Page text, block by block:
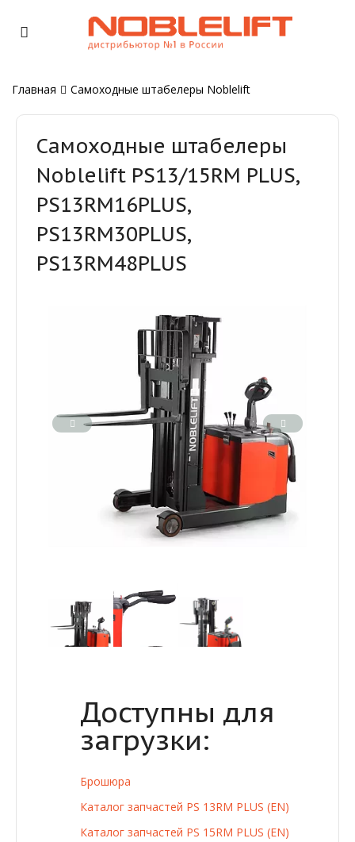
Главная Самоходные штабелеры Noblelift
Самоходные штабелеры
Noblelift PS13/15RM PLUS,
PS13RM16PLUS,
PS13RM30PLUS,
PS13RM48PLUS
Доступны для
загрузки:
Брошюра
Каталог запчастей PS 13RM PLUS (EN)
Каталог запчастей PS 15RM PLUS (EN)